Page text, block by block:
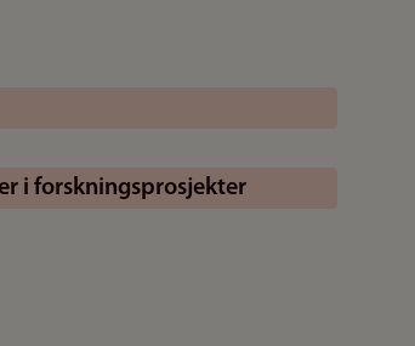
i forskningsprosjekter